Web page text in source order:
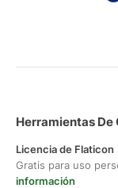
Herramientas
Licencia de Flaticon
Gratis para uso
información